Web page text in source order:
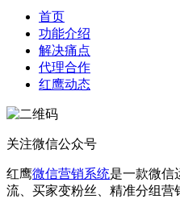
首页
功能介绍
解决痛点
代理合作
红鹰动态
关注微信公众号
红鹰微信营销系统是一款微信
流、买家变粉丝、精准分组